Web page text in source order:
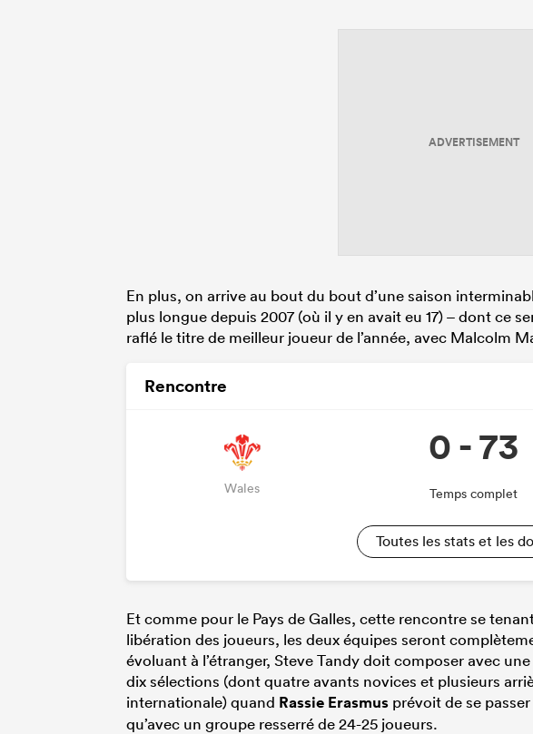
ADVERTISEMENT
En plus, on arrive au bout du bout d’une saison
plus longue depuis 2007 (où il y en avait eu 17) – dont ce
raflé le titre de meilleur joueur de l’année, avec Malcolm
Rencontre
Wales
0 - 73
Temps complet
Toutes les stats et les
Et comme pour le Pays de Galles, cette rencontre se
libération des joueurs, les deux équipes seront
évoluant à l’étranger, Steve Tandy doit composer avec
dix sélections (dont quatre avants novices et plusieurs
internationale) quand Rassie Erasmus prévoit de se passer
qu’avec un groupe resserré de 24-25 joueurs.